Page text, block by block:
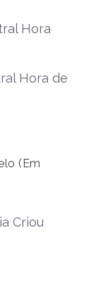
Hora
Hora de
(Em
Criou